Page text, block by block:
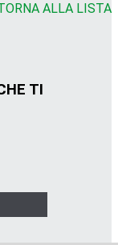
ALLA LISTA
TI